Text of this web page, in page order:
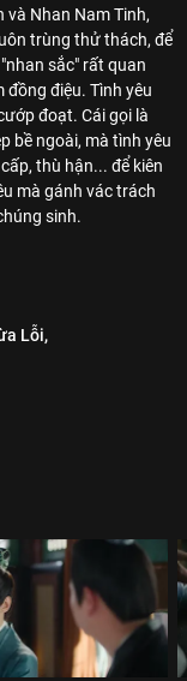
và Nhan Nam Tinh,
trùng thử thách, để
sắc" rất quan
điệu. Tình yêu
đoạt. Cái gọi là
bề ngoài, mà tình yêu
thù hận... để kiên
mà gánh vác trách
sinh.
Lỗi,